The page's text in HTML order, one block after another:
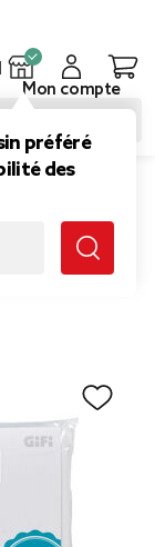
préféré
des
Mon compte